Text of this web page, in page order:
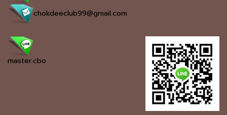
chokdeeclub99@gmail.com
master.cbo